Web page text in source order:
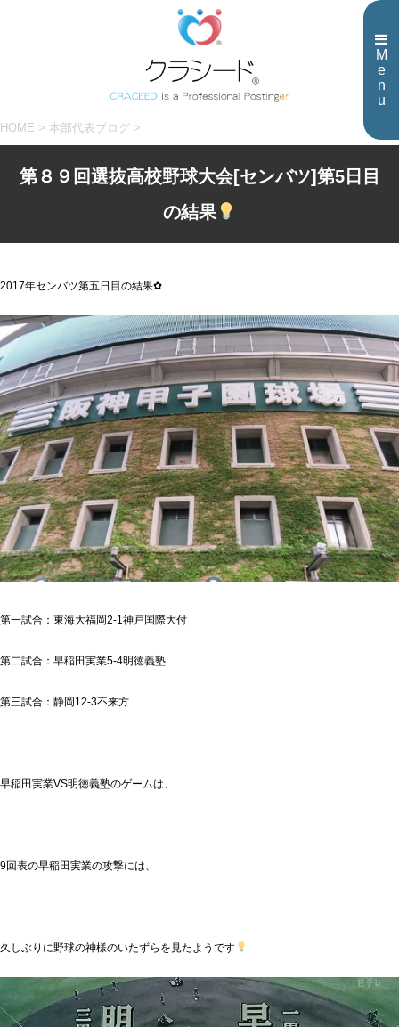
M
e
n
u
HOME > 本部代表ブログ >
第８９回選抜高校野球大会[センバツ]第5日目
の結果
2017年センバツ第五日目の結果✿
第一試合：東海大福岡2-1神戸国際大付
第二試合：早稲田実業5-4明徳義塾
第三試合：静岡12-3不来方
早稲田実業VS明徳義塾のゲームは、
9回表の早稲田実業の攻撃には、
久しぶりに野球の神様のいたずらを見たようです